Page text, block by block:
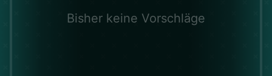
Bisher keine Vorschläge